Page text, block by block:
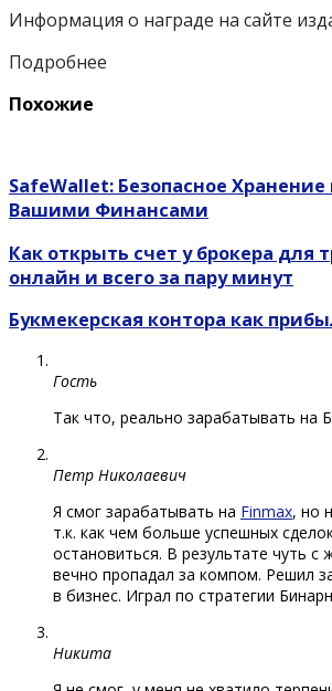
Информация о награде на сайте
Подробнее
Похожие
SafeWallet: Безопасное
Вашими Финансами
Как открыть счет у брокера для
онлайн и всего за пару минут
Букмекерская контора как
Гость
Так что, реально зарабатывать на
Петр Николаевич
Я смог зарабатывать на Finmax, но
т.к. как чем больше успешных
остановиться. В результате чуть с
вечно пропадал за компом. Решил
в бизнес. Играл по стратегии
Никита